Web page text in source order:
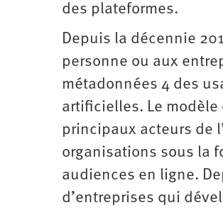
des plateformes.
Depuis la décennie
personne ou aux
métadonnées 4 des
artificielles. Le
principaux acteurs de
organisations sous la
audiences en ligne.
d’entreprises qui